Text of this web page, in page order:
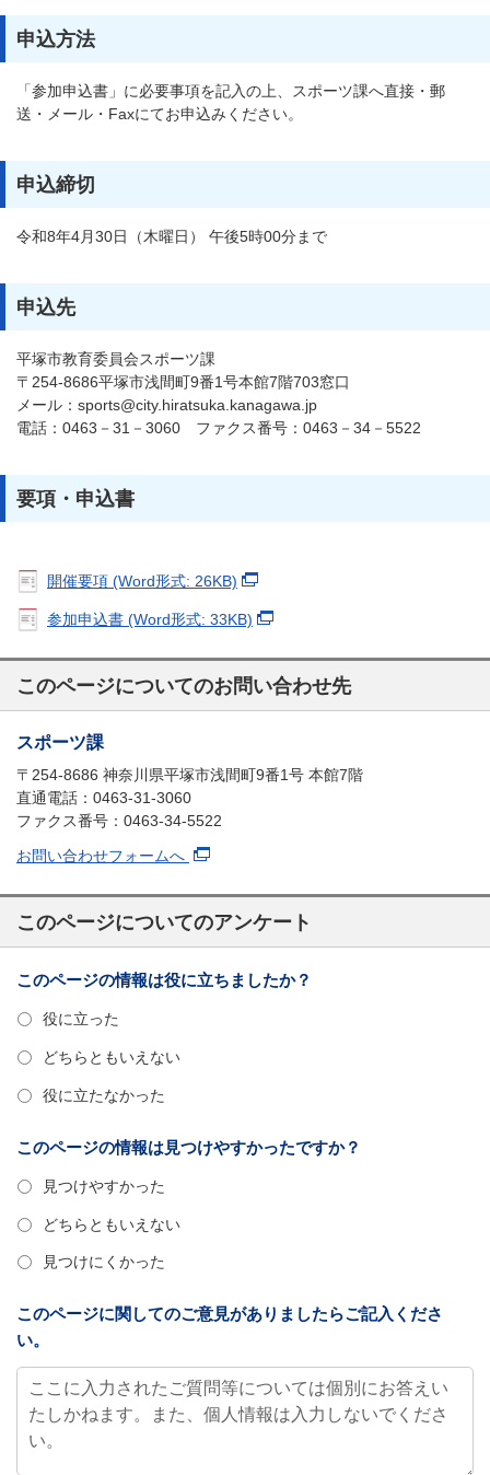
申込方法
「参加申込書」に必要事項を記入の上、スポーツ課へ直接・郵
送・メール・Faxにてお申込みください。
申込締切
令和8年4月30日（木曜日） 午後5時00分まで
申込先
平塚市教育委員会スポーツ課
〒254-8686平塚市浅間町9番1号本館7階703窓口
メール：sports@city.hiratsuka.kanagawa.jp
電話：0463－31－3060 ファクス番号：0463－34－5522
要項・申込書
開催要項 (Word形式: 26KB)
参加申込書 (Word形式: 33KB)
このページについてのお問い合わせ先
スポーツ課
〒254-8686 神奈川県平塚市浅間町9番1号 本館7階
直通電話：0463-31-3060
ファクス番号：0463-34-5522
お問い合わせフォームへ
このページについてのアンケート
このページの情報は役に立ちましたか？
役に立った
どちらともいえない
役に立たなかった
このページの情報は見つけやすかったですか？
見つけやすかった
どちらともいえない
見つけにくかった
このページに関してのご意見がありましたらご記入くださ
い。